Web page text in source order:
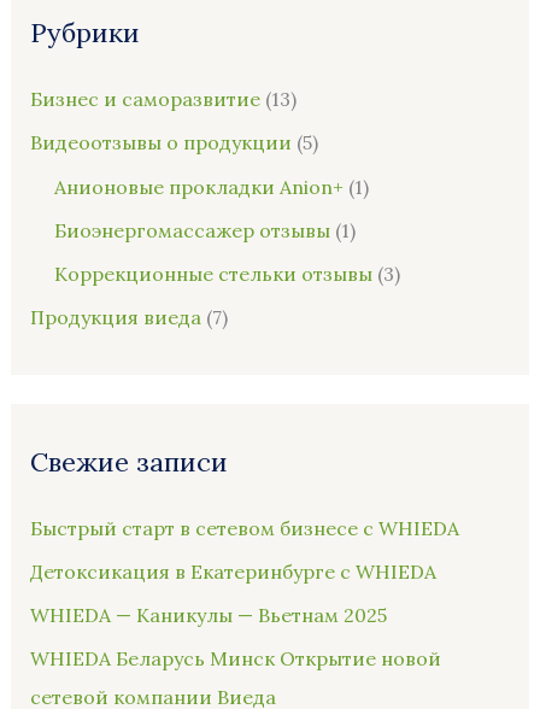
к
Рубрики
Бизнес и саморазвитие(13)
Видеоотзывы о продукции (5)
Анионовые прокладки Anion+ (1)
Биоэнергомассажер отзывы(1)
Коррекционные стельки отзывы(3)
Продукция виеда (7)
Свежие записи
Быстрый старт в сетевом бизнесе с WHIEDA
Детоксикация в Екатеринбурге с WHIEDA
WHIEDA — Каникулы — Вьетнам 2025
WHIEDA Беларусь Минск Открытие новой
сетевой компании Виеда